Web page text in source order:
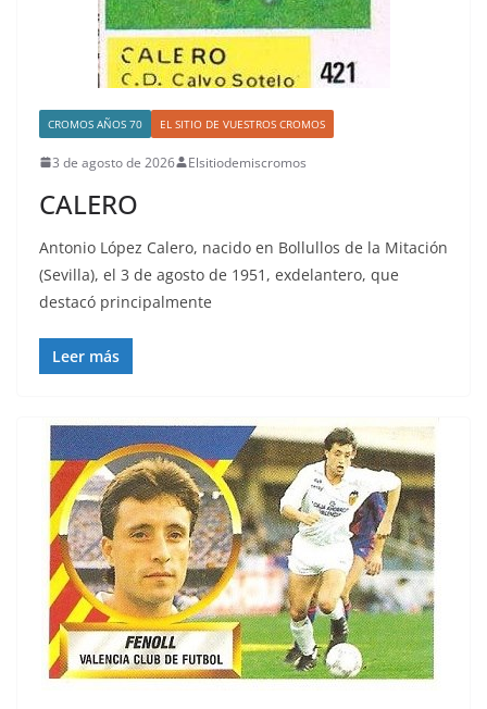
CROMOS AÑOS 70 EL SITIO DE VUESTROS CROMOS
3 de agosto de 2026 Elsitiodemiscromos
CALERO
Antonio López Calero, nacido en Bollullos de la Mitación
(Sevilla), el 3 de agosto de 1951, exdelantero, que
destacó principalmente
Leer más